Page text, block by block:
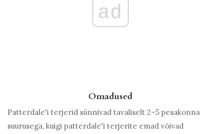
ad
Omadused
Patterdale'i terjerid sünnivad tavaliselt 2–5 pesakonna
suurusega, kuigi patterdale'i terjerite emad võivad